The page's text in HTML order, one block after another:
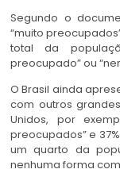
Segundo o
“muito
total da
preocupado” ou
O Brasil ainda
com outros
Unidos, por
preocupados” e
um quarto da
nenhuma forma